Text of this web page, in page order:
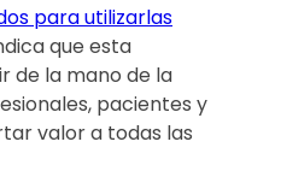
para utilizarlas
que esta
de la mano de la
pacientes y
valor a todas las